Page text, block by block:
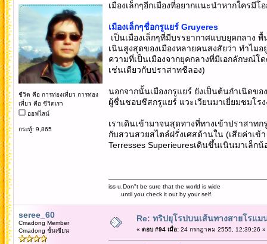
ชีวิต คือ การท่องเที่ยว การท่อง
เที่ยว คือ ชีวิตเรา
ออฟไลน์
กระทู้: 9,865
เมืองเล็กๆอีกเมืองที่อยากแนะนำหากใครมีโ
เมืองเล็กๆชื่อกรูแยร์ Gruyeres
เป็นเมืองเล็กๆที่มีบรรยากาศแบบยุคกลาง
เนินสูงสุดของเมืองหลายคนสงสัยว่า ทำไม
ความที่เป็นเมืองจากยุคกลางที่มีเอกลักษณ์
เช่นเดียวกับปราสาทชีลอง)
นอกจากนั้นเมืองกรูแยร์ ยังเป็นต้นกำเนิดข
ผู้ชื่นชอบชีสกรูแยร์ แวะเวียนมาเยี่ยมชมโร
เราเดินเข้ามาจนสุดทางที่ทางเข้าปราสาท
กับสวนสวยสไตล์ฝรั่งเศสด้านใน (เสียค่าเ
Terresses Superieuresเดินขึ้นเนินมาเล็ก
iss u.Don"t be sure that the world is wide
until you check it out by your self.
seree_60
Cmadong Member
Cmadong ชั้นเซียน
Re: ทริปยุโรปบนเส้นทางสายโรแม
« ตอบ #94 เมื่อ:24 กรกฎาคม 2555, 12:39:26 »